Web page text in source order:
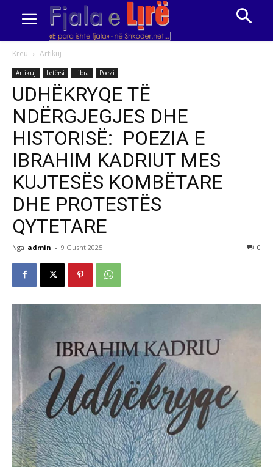
Kreu Artikuj
Artikuj Letërsi Libra Poezi
UDHËKRYQE TË
NDËRGJEGJES DHE
HISTORISË: POEZIA E
IBRAHIM KADRIUT MES
KUJTESËS KOMBËTARE
DHE PROTESTËS
QYTETARE
Nga admin - 9 Gusht 2025 0